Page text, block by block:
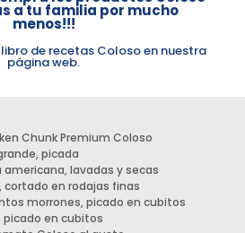
a tu familia por mucho
menos!!!
libro de recetas Coloso en nuestra
página web.
Chunk Premium Coloso
picada
americana, lavadas y secas
cortado en rodajas finas
morrones, picado en cubitos
picado en cubitos